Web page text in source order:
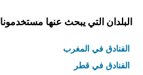
البلدان التي يبحث عنها مستخدمونا
الفنادق في المغرب
الفنادق في قطر